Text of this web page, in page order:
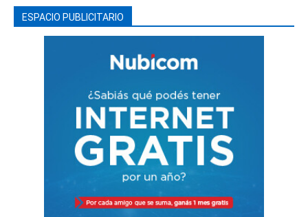
ESPACIO PUBLICITARIO